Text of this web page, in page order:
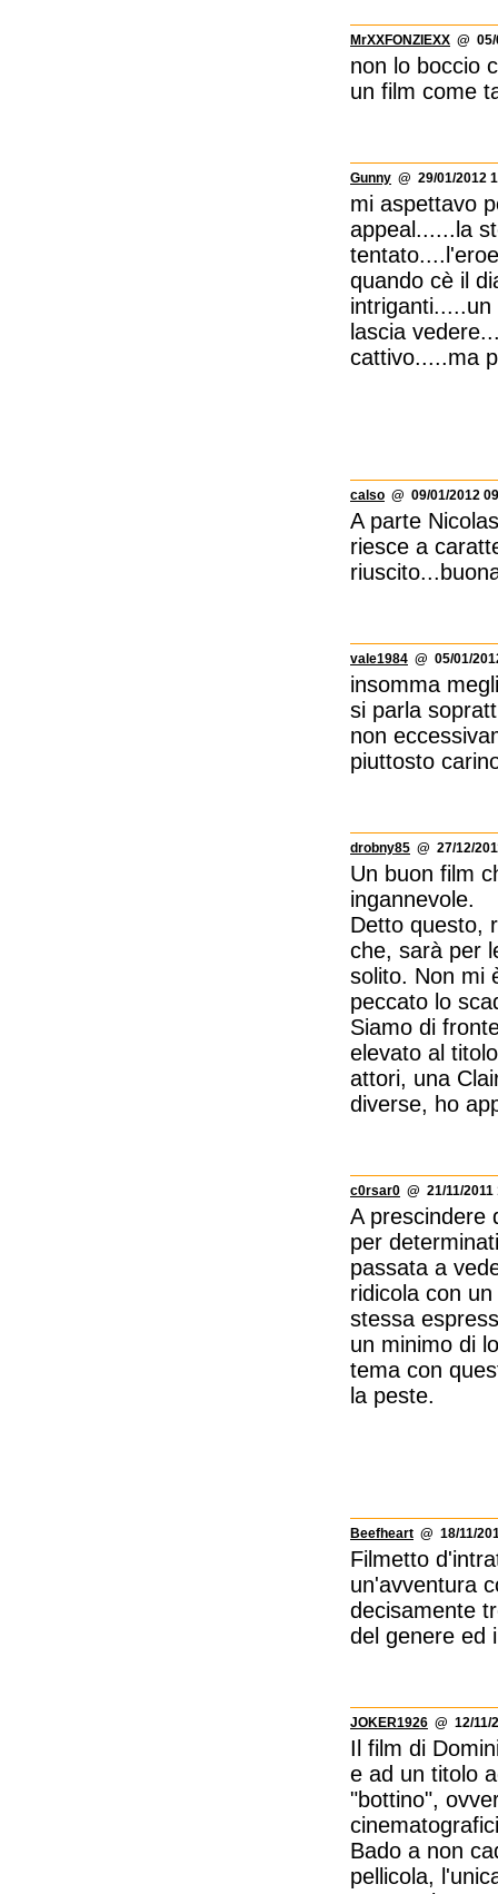
MrXXFONZIEXX @ 05/
non lo boccio
un film come
Gunny @ 29/01/2012
mi aspettavo
appeal......la
quando cè il
lascia
cattivo.....ma
calso @ 09/01/2012
A parte
riesce a
vale1984 @ 05/01/
insomma
si parla
non
piuttosto
drobny85 @ 27/12/
Un buon film
ingannevole.
Detto questo,
che, sarà per
solito. Non mi
peccato lo
Siamo di
elevato al
attori, una
diverse, ho
c0rsar0 @ 21/11/2011
A prescindere
per
passata a
ridicola con
stessa
un minimo di
tema con
la peste.
Beefheart @ 18/11/
Filmetto
un'avventura
decisamente
del genere ed
JOKER1926 @ 12/11/
Il film di
e ad un titolo
"bottino",
Bado a non
pellicola,